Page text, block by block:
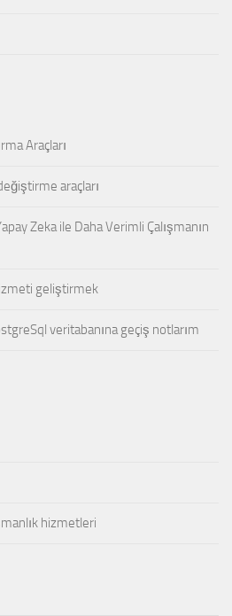
Araçları
araçları
Zeka ile Daha Verimli Çalışmanın
geliştirmek
veritabanına geçiş notlarım
hizmetleri